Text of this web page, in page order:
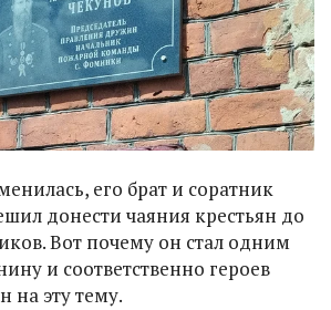
его брат и соратник
донести чаяния крестьян до
Вот почему он стал одним
и соответственно героев
на эту тему.